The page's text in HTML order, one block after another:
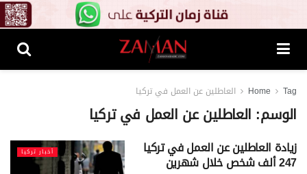
Home Tag العاطلين عن العمل في تركيا
الوسم: العاطلين عن العمل في تركيا
أخبار تركيا زيادة العاطلين عن العمل في تركيا
247 ألف شخص خلال شهرين